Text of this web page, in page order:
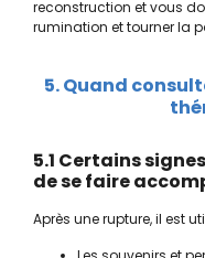
reconstruction et vous
rumination et tourner la
5. Quand
5.1 Certains
de se faire
Après une rupture, il est